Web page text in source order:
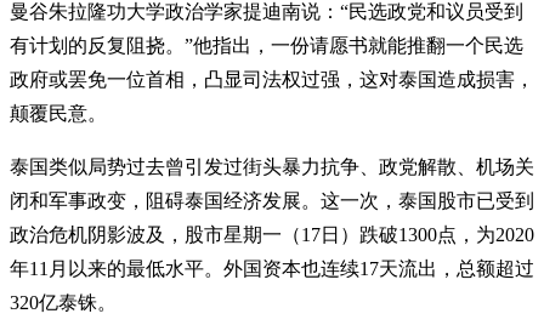
曼谷朱拉隆功大学政治学家提迪南说：“民选政党和议员受到
有计划的反复阻挠。”他指出，一份请愿书就能推翻一个民选
政府或罢免一位首相，凸显司法权过强，这对泰国造成损害，
颠覆民意。
泰国类似局势过去曾引发过街头暴力抗争、政党解散、机场关
闭和军事政变，阻碍泰国经济发展。这一次，泰国股市已受到
政治危机阴影波及，股市星期一（17日）跌破1300点，为2020
年11月以来的最低水平。外国资本也连续17天流出，总额超过
320亿泰铢。